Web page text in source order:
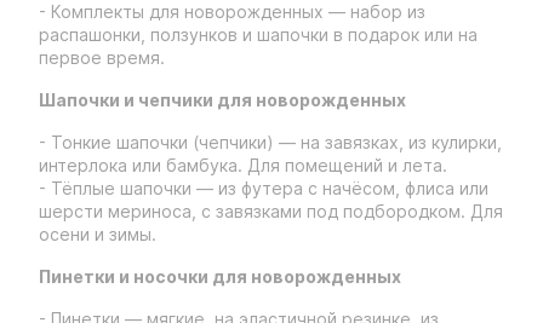
- Комплекты для новорожденных — набор из
распашонки, ползунков и шапочки в подарок или на
первое время.
Шапочки и чепчики для новорожденных
- Тонкие шапочки (чепчики) — на завязках, из кулирки,
интерлока или бамбука. Для помещений и лета.
- Тёплые шапочки — из футера с начёсом, флиса или
шерсти мериноса, с завязками под подбородком. Для
осени и зимы.
Пинетки и носочки для новорожденных
- Пинетки — мягкие, на эластичной резинке, из